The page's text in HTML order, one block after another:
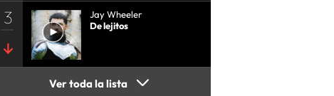
3
Jay Wheeler
De lejitos
Ver toda la lista